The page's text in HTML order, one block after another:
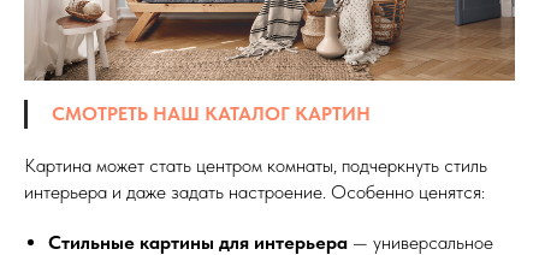
СМОТРЕТЬ НАШ КАТАЛОГ КАРТИН
Картина может стать центром комнаты, подчеркнуть стиль
интерьера и даже задать настроение. Особенно ценятся:
Стильные картины для интерьера — универсальное